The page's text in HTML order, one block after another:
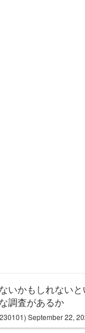
いかもしれないと
調査があるか
September 22,